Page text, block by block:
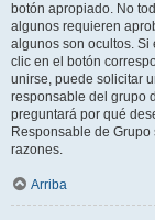
botón apropiado. No
algunos requieren
algunos son ocultos.
clic en el botón
unirse, puede solicitar
responsable del grupo
preguntará por qué
Responsable de
razones.
Arriba